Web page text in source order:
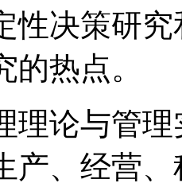
性决策研
热点。
理论与管
产、经营